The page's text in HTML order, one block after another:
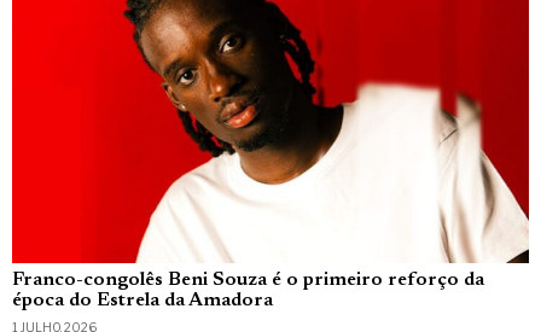
Franco-congolês Beni Souza é o primeiro reforço da
época do Estrela da Amadora
1 JULHO, 2026